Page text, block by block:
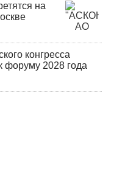
на
конгресса
форуму 2028 года